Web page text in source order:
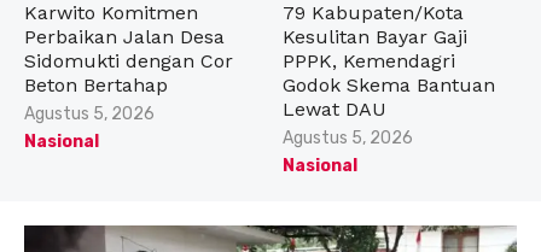
Karwito Komitmen
Perbaikan Jalan Desa
Sidomukti dengan Cor
Beton Bertahap
Posted
on
Agustus 5, 2026
Nasional
79 Kabupaten/Kota
Kesulitan Bayar Gaji
PPPK, Kemendagri
Godok Skema Bantuan
Lewat DAU
Posted
on
Agustus 5, 2026
Nasional